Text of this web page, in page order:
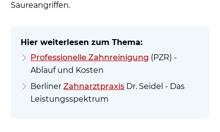
Säureangriffen.
Professionelle Zahnreinigung (PZR) -
Ablauf und Kosten
BerlinerZahnarztpraxis Dr. Seidel - Das
Leistungsspektrum